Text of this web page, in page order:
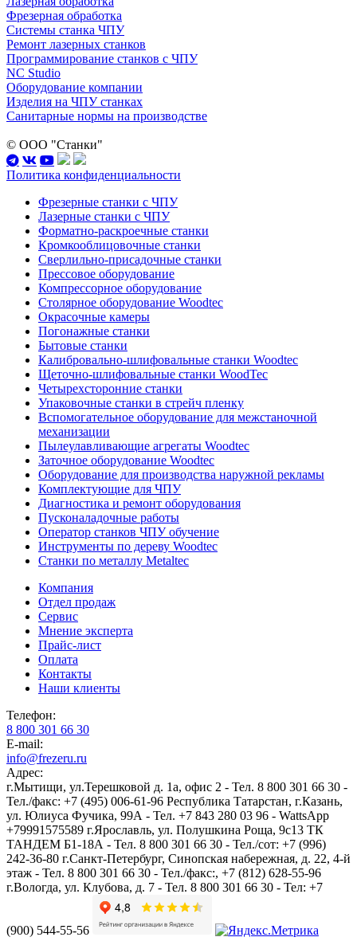
Фрезерная обработка
Системы станка ЧПУ
Ремонт лазерных станков
Программирование станков с ЧПУ
NC Studio
Оборудование компании
Изделия на ЧПУ станках
Санитарные нормы на производстве
© ООО "Станки"
Политика конфиденциальности
Фрезерные станки с ЧПУ
Лазерные станки с ЧПУ
Форматно-раскроечные станки
Кромкооблицовочные станки
Сверлильно-присадочные станки
Прессовое оборудование
Компрессорное оборудование
Столярное оборудование Woodtec
Окрасочные камеры
Погонажные станки
Бытовые станки
Калибровально-шлифовальные станки Woodtec
Щеточно-шлифовальные станки WoodTec
Четырехсторонние станки
Упаковочные станки в стрейч пленку
Вспомогательное оборудование для межстаночной
механизации
Пылеулавливающие агрегаты Woodtec
Заточное оборудование Woodtec
Оборудование для производства наружной рекламы
Комплектующие для ЧПУ
Диагностика и ремонт оборудования
Пусконаладочные работы
Оператор станков ЧПУ обучение
Инструменты по дереву Woodtec
Станки по металлу Metaltec
Компания
Отдел продаж
Сервис
Мнение эксперта
Прайс-лист
Оплата
Контакты
Наши клиенты
Телефон:
8 800 301 66 30
E-mail:
info@frezeru.ru
Адрес:
г.Мытищи, ул.Терешковой д. 1а, офис 2 - Тел. 8 800 301 66 30 -
Тел./факс: +7 (495) 006-61-96 Республика Татарстан, г.Казань,
ул. Юлиуса Фучика, 99А - Тел. +7 843 280 03 96 - WattsApp
+79991575589 г.Ярославль, ул. Полушкина Роща, 9с13 ТК
ТАНДЕМ Б1-18А - Тел. 8 800 301 66 30 - Тел./сот: +7 (996)
242-36-80 г.Санкт-Петербург, Синопская набережная, д. 22, 4-й
этаж - Тел. 8 800 301 66 30 - Тел./факс:, +7 (812) 628-55-96
г.Вологда, ул. Клубова, д. 7 - Тел. 8 800 301 66 30 - Тел: +7
(900) 544-55-56